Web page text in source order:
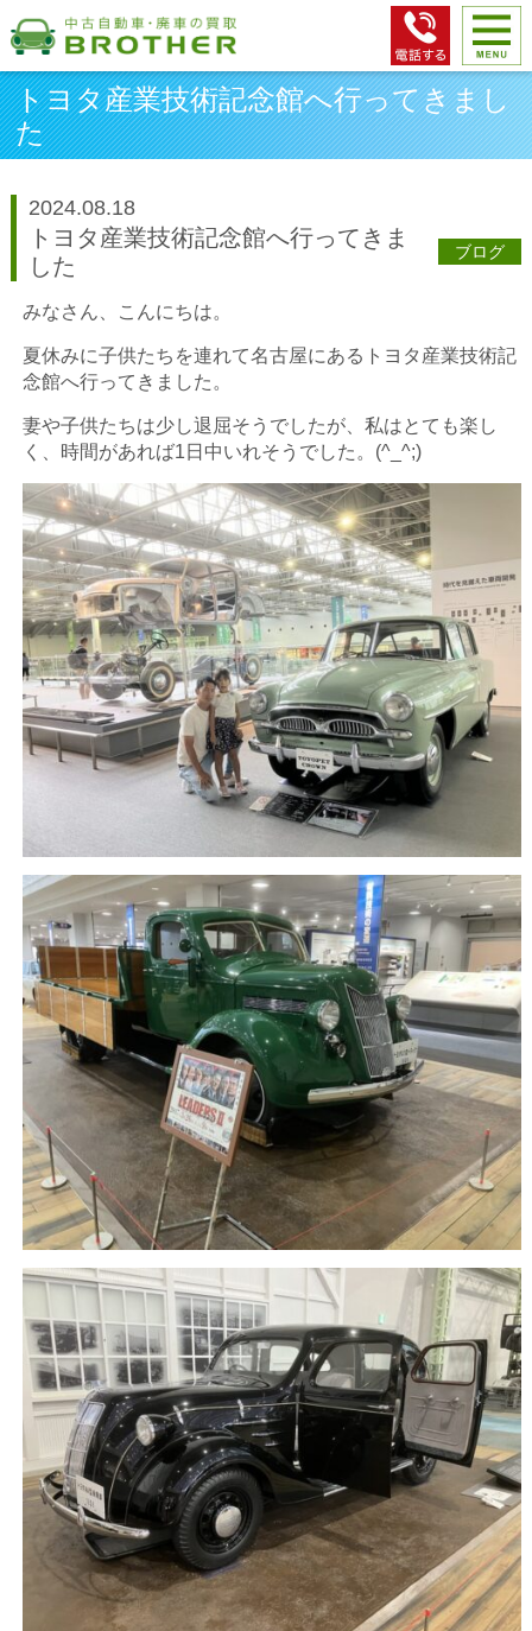
トヨタ産業技術記念館へ行ってきまし
た
2024.08.18
トヨタ産業技術記念館へ行ってきま
した
ブログ
みなさん、こんにちは。
夏休みに子供たちを連れて名古屋にあるトヨタ産業技術記
念館へ行ってきました。
妻や子供たちは少し退屈そうでしたが、私はとても楽し
く、時間があれば1日中いれそうでした。(^_^;)